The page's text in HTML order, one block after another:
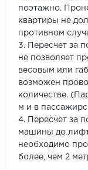
поэтажно.
квартиры не
противном
3. Пересчет за
не позволяет
весовым или
возможен
количестве.
м и в
4. Пересчет за
машины до
необходимо
более, чем 2